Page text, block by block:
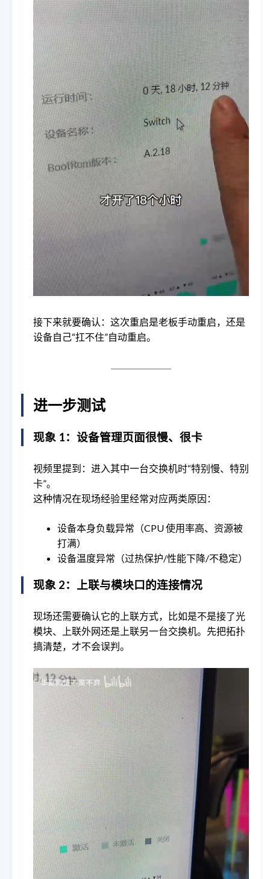
接下来就要确认：这次重启是老板手动重启，还是
设备自己“扛不住”自动重启。
进一步测试
现象 1：设备管理页面很慢、很卡
视频里提到：进入其中一台交换机时“特别慢、特别
卡”。
这种情况在现场经验里经常对应两类原因：
设备本身负载异常（CPU 使用率高、资源被
打满）
设备温度异常（过热保护/性能下降/不稳定）
现象 2：上联与模块口的连接情况
现场还需要确认它的上联方式，比如是不是接了光
模块、上联外网还是上联另一台交换机。先把拓扑
搞清楚，才不会误判。